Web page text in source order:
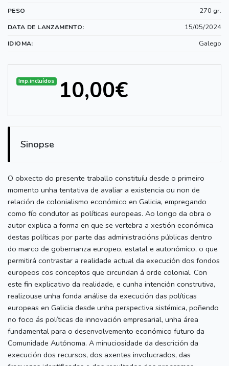
PESO 270 gr.
DATA DE LANZAMENTO: 15/05/2024
IDIOMA: Galego
Imp.incluídos 10,00€
Sinopse
O obxecto do presente traballo constituíu desde o primeiro
momento unha tentativa de avaliar a existencia ou non de
relación de colonialismo económico en Galicia, empregando
como fío condutor as políticas europeas. Ao longo da obra o
autor explica a forma en que se vertebra a xestión económica
destas políticas por parte das administracións públicas dentro
do marco de gobernanza europeo, estatal e autonómico, o que
permitirá contrastar a realidade actual da execución dos fondos
europeos cos conceptos que circundan á orde colonial. Con
este fin explicativo da realidade, e cunha intención construtiva,
realizouse unha fonda análise da execución das políticas
europeas en Galicia desde unha perspectiva sistémica, poñendo
no foco ás políticas de innovación empresarial, unha área
fundamental para o desenvolvemento económico futuro da
Comunidade Autónoma. A minuciosidade da descrición da
execución dos recursos, dos axentes involucrados, das